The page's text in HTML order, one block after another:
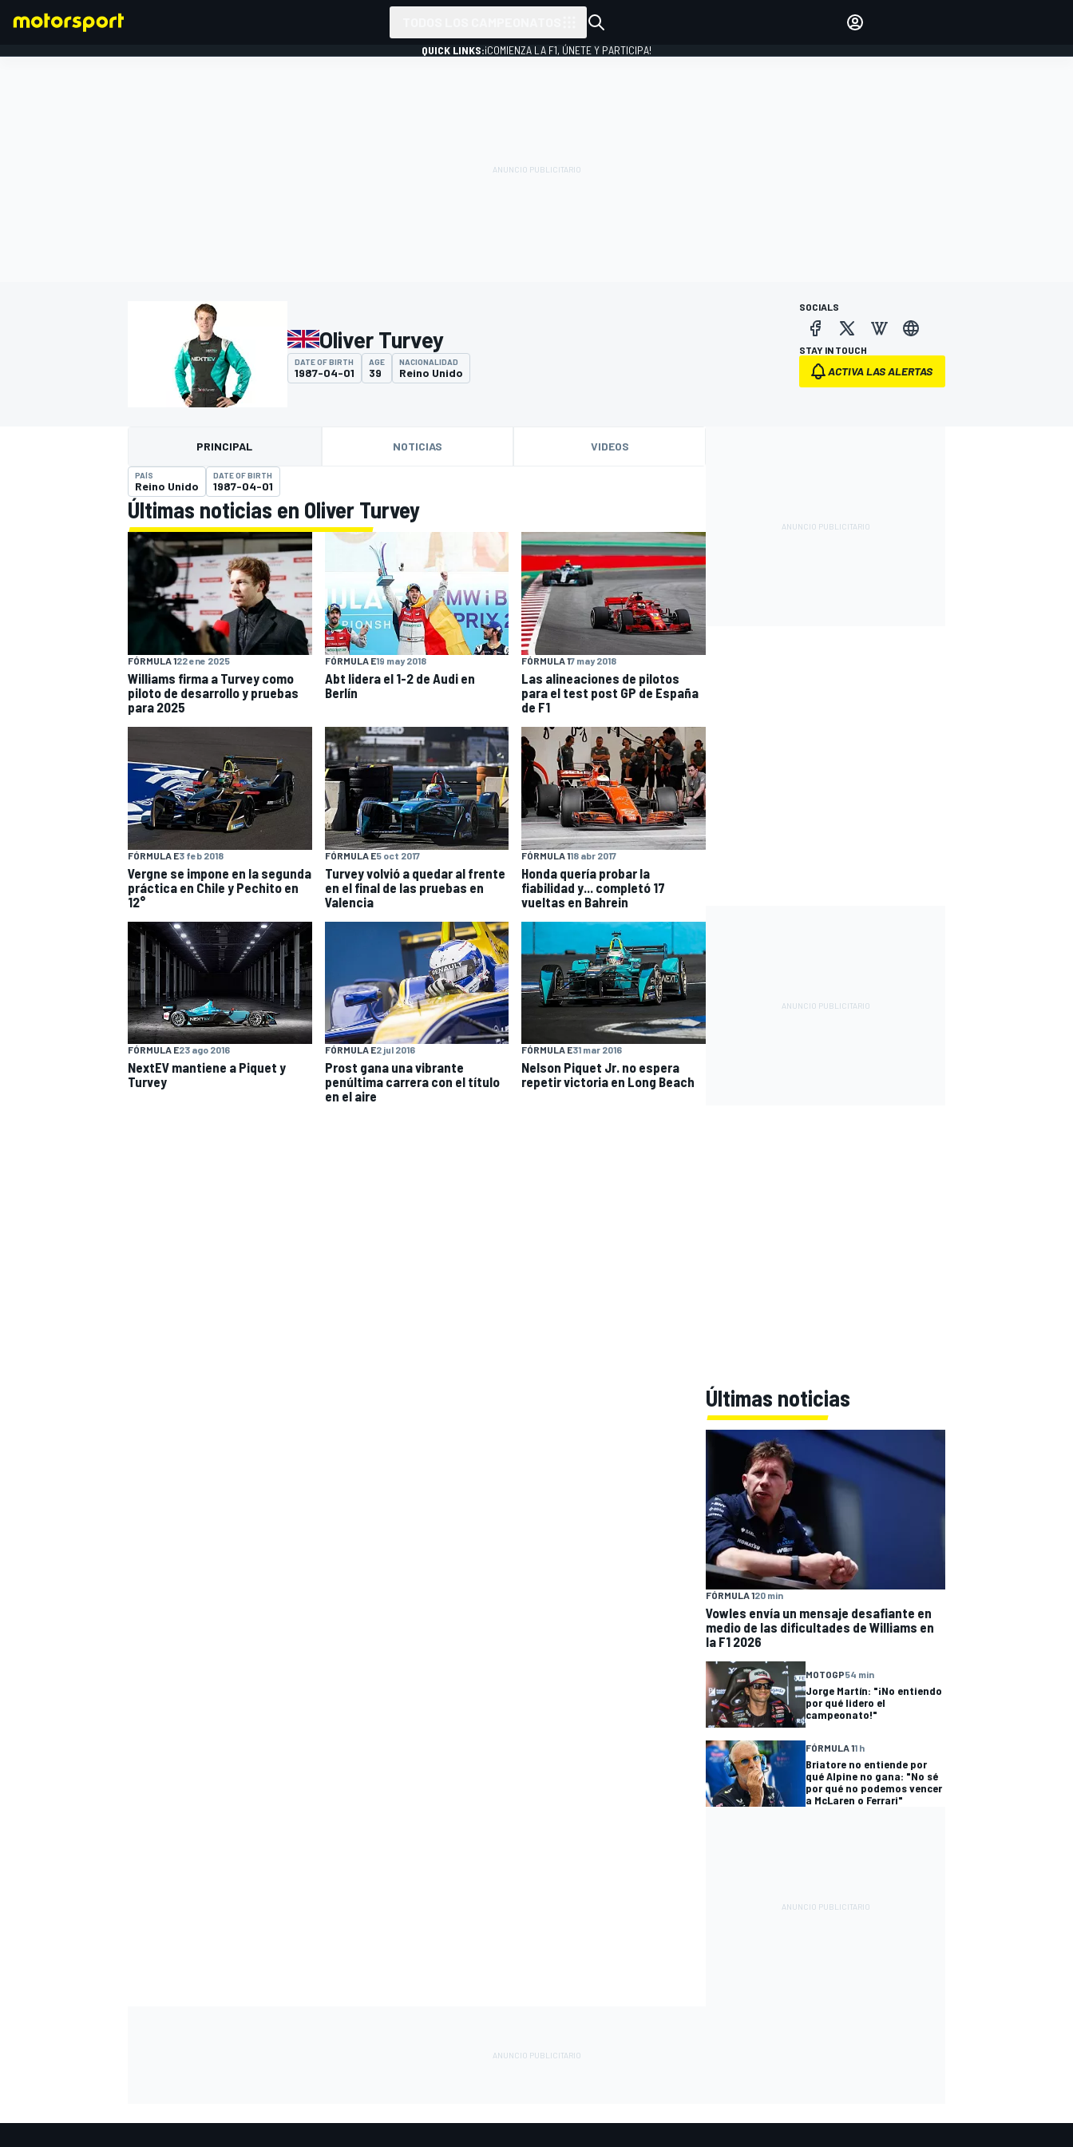
FÓRMULA E MOTO
NASCARINDYCARSPORTSCARRALLYTURISMO
MÁS
QUICK LINKS:¡COMIENZA LA F1, ÚNETE Y PARTICIPA!
Oliver Turvey
DATE OF BIRTH
1987-04-01
AGE
39
NACIONALIDAD
Reino Unido
SOCIALS
STAY IN TOUCH
ACTIVA LAS ALERTAS
PRINCIPAL NOTICIAS VIDEOS
PAÍS
Reino Unido
DATE OF BIRTH
1987-04-01
Últimas noticias en Oliver Turvey
FÓRMULA 122 ene 2025
Williams firma a Turvey como
piloto de desarrollo y pruebas
para 2025
FÓRMULA E19 may 2018
Abt lidera el 1-2 de Audi en
Berlín
FÓRMULA 17 may 2018
Las alineaciones de pilotos
para el test post GP de España
de F1
FÓRMULA E3 feb 2018
Vergne se impone en la segunda
práctica en Chile y Pechito en
12°
FÓRMULA E5 oct 2017
Turvey volvió a quedar al frente
en el final de las pruebas en
Valencia
FÓRMULA 118 abr 2017
Honda quería probar la
fiabilidad y... completó 17
vueltas en Bahrein
FÓRMULA E23 ago 2016
NextEV mantiene a Piquet y
Turvey
FÓRMULA E2 jul 2016
Prost gana una vibrante
penúltima carrera con el título
en el aire
FÓRMULA E31 mar 2016
Nelson Piquet Jr. no espera
repetir victoria en Long Beach
Últimas noticias
FÓRMULA 120 min
Vowles envía un mensaje desafiante en
medio de las dificultades de Williams en
la F1 2026
MOTOGP54 min
Jorge Martín: "¡No entiendo
por qué lidero el
campeonato!"
FÓRMULA 11 h
Briatore no entiende por
qué Alpine no gana: "No sé
por qué no podemos vencer
a McLaren o Ferrari"